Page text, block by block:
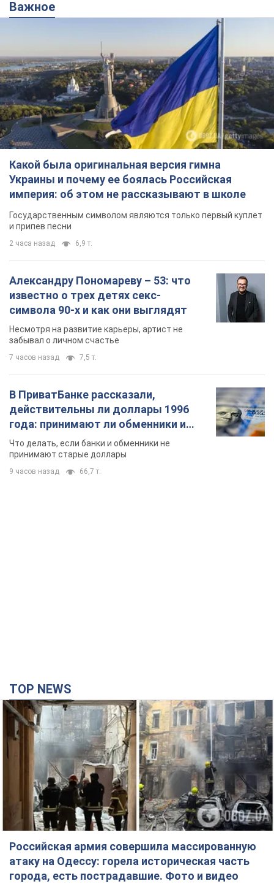
Lady Oboz 4 ошибки провоцирующие...
Какой была оригинальная версия гимна
Украины и почему ее боялась Российская
империя: об этом не рассказывают в школе
и припев песни
2 часа назад 6,9 т.
Александру Пономареву – 53: что
известно о трех детях секс-
символа 90-х и как они выглядят
забывал о личном счастье
7 часов назад 7,5 т.
В ПриватБанке рассказали,
действительны ли доллары 1996
года: принимают ли обменники и
банки такие купюры
TOP NEWS
Российская армия совершила массированную